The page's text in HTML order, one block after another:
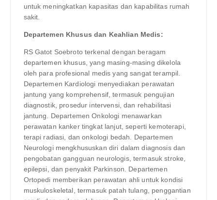
untuk meningkatkan kapasitas dan kapabilitas rumah
sakit.
Departemen Khusus dan Keahlian Medis:
RS Gatot Soebroto terkenal dengan beragam
departemen khusus, yang masing-masing dikelola
oleh para profesional medis yang sangat terampil.
Departemen Kardiologi menyediakan perawatan
jantung yang komprehensif, termasuk pengujian
diagnostik, prosedur intervensi, dan rehabilitasi
jantung. Departemen Onkologi menawarkan
perawatan kanker tingkat lanjut, seperti kemoterapi,
terapi radiasi, dan onkologi bedah. Departemen
Neurologi mengkhususkan diri dalam diagnosis dan
pengobatan gangguan neurologis, termasuk stroke,
epilepsi, dan penyakit Parkinson. Departemen
Ortopedi memberikan perawatan ahli untuk kondisi
muskuloskeletal, termasuk patah tulang, penggantian